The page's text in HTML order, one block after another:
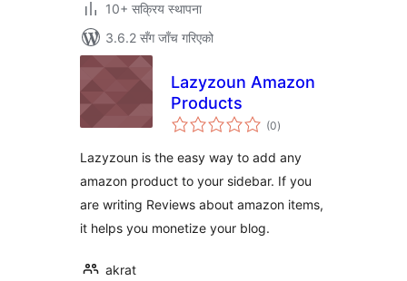
10+ सक्रिय स्थापना
3.6.2 सँग जाँच गरिएको
Lazyzoun Amazon
Products
(0कुल
रेटिङ्गहरू
)
Lazyzoun is the easy way to add any
amazon product to your sidebar. If you
are writing Reviews about amazon items,
it helps you monetize your blog.
akrat